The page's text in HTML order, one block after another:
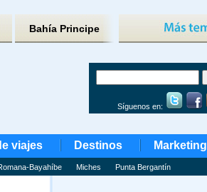
Bahía Principe
Síguenos en:
viajes Destinos Marketing
Bayahíbe Miches Punta Bergantín